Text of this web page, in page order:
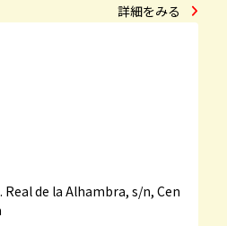
詳細をみる
Real de la Alhambra, s/n, Cen